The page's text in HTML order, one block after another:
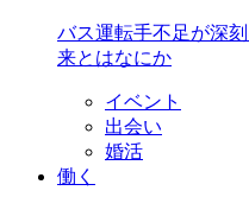
バス運転手不足が深
来とはなにか
イベント
出会い
婚活
働く